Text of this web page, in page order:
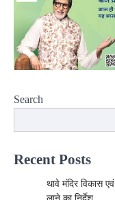
Search
Recent Posts
थावे मंदिर विकास